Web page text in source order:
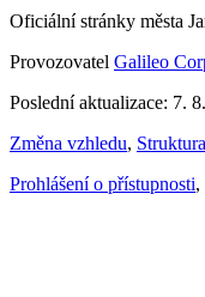
Oficiální stránky města
Provozovatel Galileo
Poslední aktualizace: 7.
Změna vzhledu,
Prohlášení o přístupnosti,